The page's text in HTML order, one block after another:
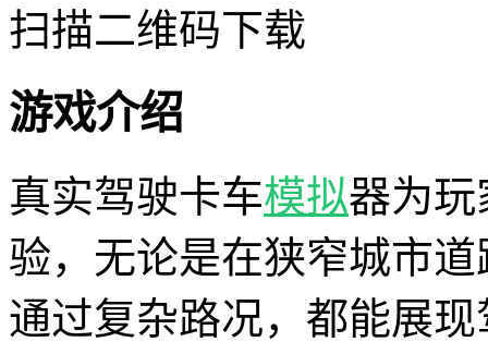
扫描二维码下载
游戏介绍
真实驾驶卡车模拟器为
验，无论是在狭窄城市
通过复杂路况，都能展